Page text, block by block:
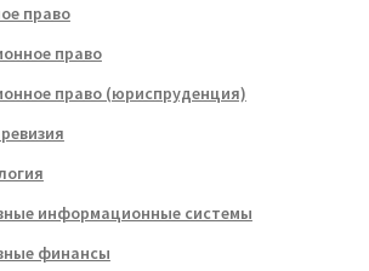
право
право
право (юриспруденция)
информационные системы
финансы